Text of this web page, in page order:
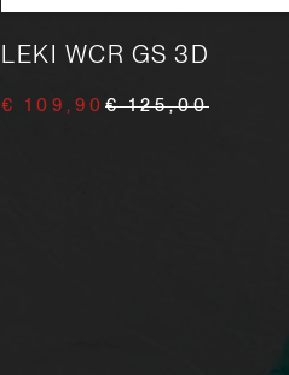
LEKI WCR GS 3D
€ 109,90 € 125,00